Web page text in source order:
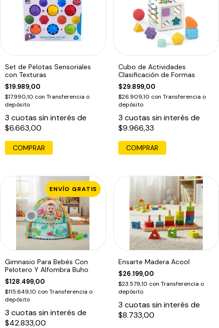
Set de Pelotas Sensoriales
con Texturas
$19.989,00
$17.990,10 con Transferencia o
depósito
3 cuotas sin interés de
$6.663,00
Cubo de Actividades
Clasificación de Formas
$29.899,00
$26.909,10 con Transferencia o
depósito
3 cuotas sin interés de
$9.966,33
ENVÍO GRATIS
Gimnasio Para Bebés Con
Pelotero Y Alfombra Buho
$128.499,00
$115.649,10 con Transferencia o
depósito
3 cuotas sin interés de
$42.833,00
Ensarte Madera Acool
$26.199,00
$23.579,10 con Transferencia o
depósito
3 cuotas sin interés de
$8.733,00